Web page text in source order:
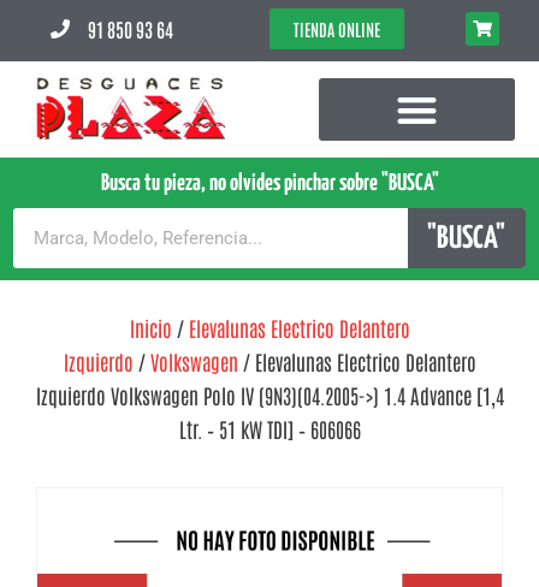
91 850 93 64 TIENDA ONLINE
Busca tu pieza, no olvides pinchar sobre "BUSCA"
"BUSCA"
Inicio / Elevalunas Electrico Delantero
Izquierdo /Volkswagen / Elevalunas Electrico Delantero
Izquierdo Volkswagen Polo IV (9N3)(04.2005->) 1.4 Advance [1,4
Ltr. – 51 kW TDI] – 606066